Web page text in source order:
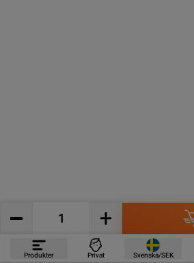
Produkter Privat Svenska/SEK